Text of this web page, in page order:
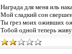
Награда для меня иль
Мой сладкий сон
Ты грез моих оживших
Тобой одной теперь живу